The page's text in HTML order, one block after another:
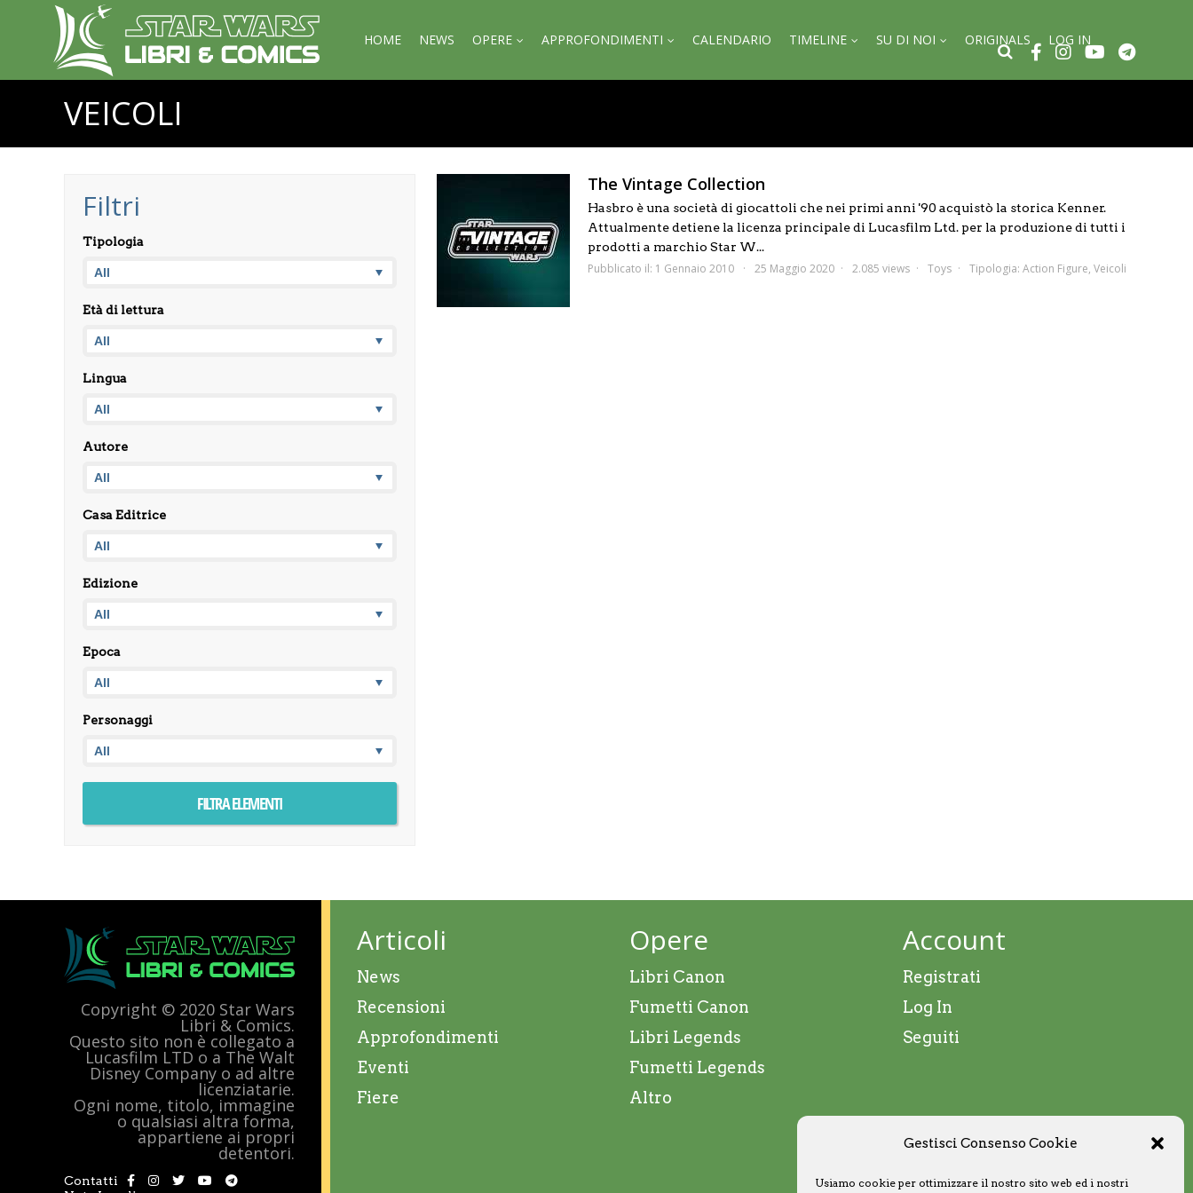
Gestisci Consenso Cookie
Usiamo cookie per ottimizzare il nostro sito web ed i nostri
HOME NEWS OPERE APPROFONDIMENTI CALENDARIO TIMELINE SU DI NOI ORIGINALS LOG IN
VEICOLI
The Vintage Collection
Hasbro è una società di giocattoli che nei primi anni '90 acquistò la storica Kenner.
Attualmente detiene la licenza principale di Lucasfilm Ltd. per la produzione di tutti i
prodotti a marchio Star W...
Pubblicato il: 1 Gennaio 2010 25 Maggio 2020 2.085 views Toys Tipologia: Action Figure, Veicoli
Filtri
Tipologia
Età di lettura
Lingua
Autore
Casa Editrice
Edizione
Epoca
Personaggi
Copyright © 2020 Star Wars
Libri & Comics.
Questo sito non è collegato a
Lucasfilm LTD o a The Walt
Disney Company o ad altre
licenziatarie.
Ogni nome, titolo, immagine
o qualsiasi altra forma,
appartiene ai propri
detentori.
Contatti
Articoli
News
Recensioni
Approfondimenti
Eventi
Fiere
Opere
Libri Canon
Fumetti Canon
Libri Legends
Fumetti Legends
Altro
Account
Registrati
Log In
Seguiti